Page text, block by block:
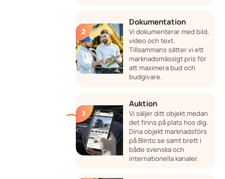
Dokumentation
Vi dokumenterar med bild,
video och text.
Tillsammans sätter vi ett
marknadsmässigt pris för
att maximera bud och
budgivare.
Auktion
Vi säljer ditt objekt medan
det finns på plats hos dig.
Dina objekt marknadsförs
på Blinto.se samt brett i
både svenska och
internationella kanaler.